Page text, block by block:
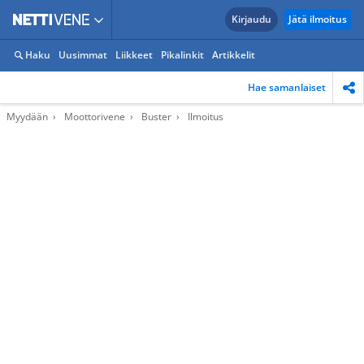
Kirjaudu Jätä ilmoitus
Haku Uusimmat Liikkeet Pikalinkit Artikkelit
Hae samanlaiset
Myydään Moottorivene Buster Ilmoitus